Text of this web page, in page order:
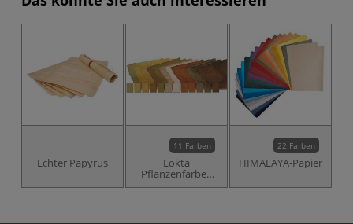
Echter Papyrus
11 Farben
Lokta
Pflanzenfarben
Naturpapier
22 Farben
HIMALAYA-Papier